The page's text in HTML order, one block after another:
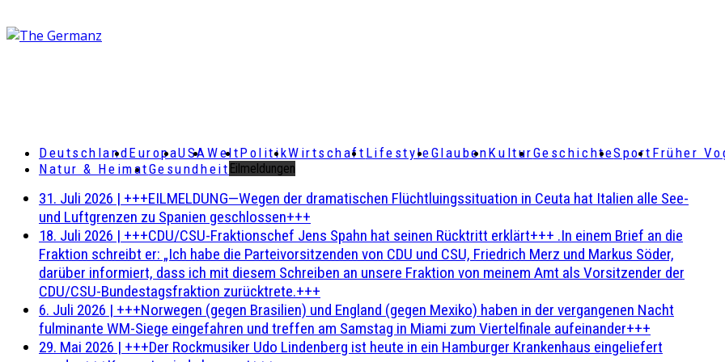
DeutschlandEuropaUSAWeltPolitikWirtschaft LifestyleGlaubenKulturGeschichteSport Früher
Natur & HeimatGesundheit Eilmeldungen
31. Juli 2026 | +++EILMELDUNG—Wegen der dramatischen Flüchtluingssituation in Ceuta hat Italien alle See-
und Luftgrenzen zu Spanien geschlossen+++
18. Juli 2026 | +++CDU/CSU-Fraktionschef Jens Spahn hat seinen Rücktritt erklärt+++ .In einem Brief an die
Fraktion schreibt er: „Ich habe die Parteivorsitzenden von CDU und CSU, Friedrich Merz und Markus Söder,
darüber informiert, dass ich mit diesem Schreiben an unsere Fraktion von meinem Amt als Vorsitzender der
CDU/CSU-Bundestagsfraktion zurücktrete.+++
6. Juli 2026 | +++Norwegen (gegen Brasilien) und England (gegen Mexiko) haben in der vergangenen Nacht
fulminante WM-Siege eingefahren und treffen am Samstag in Miami zum Viertelfinale aufeinander+++
29. Mai 2026 | +++Der Rockmusiker Udo Lindenberg ist heute in ein Hamburger Krankenhaus eingeliefert